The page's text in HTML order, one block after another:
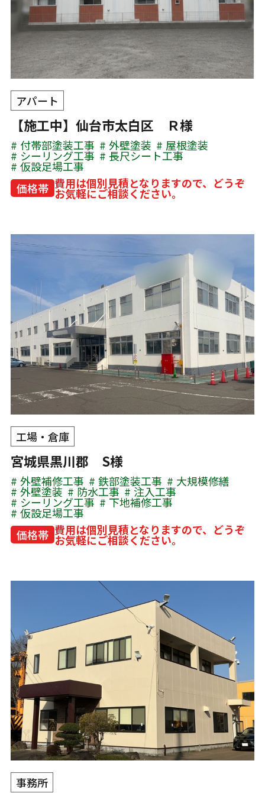
アパート
【施工中】仙台市太白区 Ｒ様
付帯部塗装工事 外壁塗装 屋根塗装
シーリング工事 長尺シート工事
仮設足場工事
価格帯 費用は個別見積となりますので、どうぞ
お気軽にご相談ください。
工場・倉庫
宮城県黒川郡 S様
外壁補修工事 鉄部塗装工事 大規模修繕
外壁塗装 防水工事 注入工事
シーリング工事 下地補修工事
仮設足場工事
価格帯 費用は個別見積となりますので、どうぞ
お気軽にご相談ください。
事務所